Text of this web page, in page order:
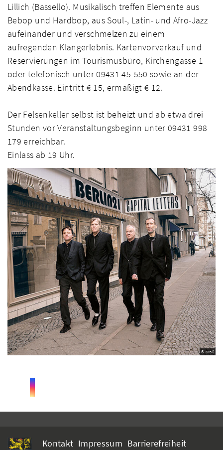
Lillich (Bassello). Musikalisch treffen Elemente aus
Bebop und Hardbop, aus Soul-, Latin- und Afro-Jazz
aufeinander und verschmelzen zu einem
aufregenden Klangerlebnis. Kartenvorverkauf und
Reservierungen im Tourismusbüro, Kirchengasse 1
oder telefonisch unter 09431 45-550 sowie an der
Abendkasse. Eintritt € 15, ermäßigt € 12.
Der Felsenkeller selbst ist beheizt und ab etwa drei
Stunden vor Veranstaltungsbeginn unter 09431 998
179 erreichbar.
Einlass ab 19 Uhr.
© Groß
Kontakt Impressum Barrierefreiheit